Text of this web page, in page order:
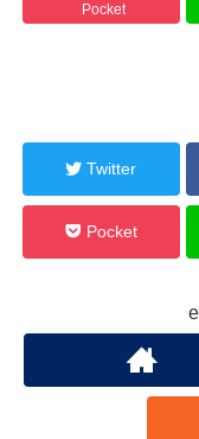
Pocket
Twitter
Pocket